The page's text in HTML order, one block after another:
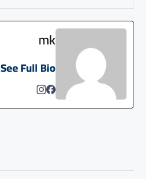
mk
See Full Bio